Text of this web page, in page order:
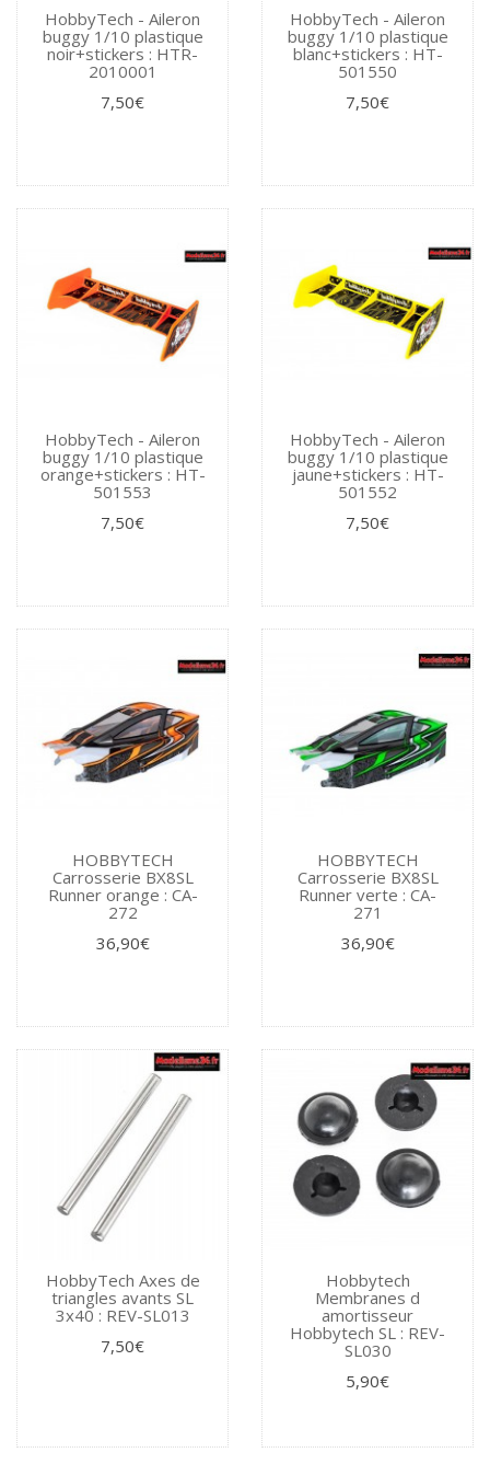
HobbyTech - Aileron
buggy 1/10 plastique
noir+stickers : HTR-
2010001
7,50€
HobbyTech - Aileron
buggy 1/10 plastique
blanc+stickers : HT-
501550
7,50€
HobbyTech - Aileron
buggy 1/10 plastique
orange+stickers : HT-
501553
7,50€
HobbyTech - Aileron
buggy 1/10 plastique
jaune+stickers : HT-
501552
7,50€
HOBBYTECH
Carrosserie BX8SL
Runner orange : CA-
272
36,90€
HOBBYTECH
Carrosserie BX8SL
Runner verte : CA-
271
36,90€
HobbyTech Axes de
triangles avants SL
3x40 : REV-SL013
7,50€
Hobbytech
Membranes d
amortisseur
Hobbytech SL : REV-
SL030
5,90€